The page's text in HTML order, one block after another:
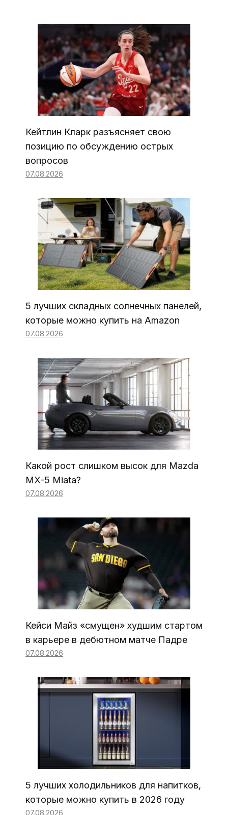
Кейтлин Кларк разъясняет свою
позицию по обсуждению острых
вопросов
07.08.2026
5 лучших складных солнечных панелей,
которые можно купить на Amazon
07.08.2026
Какой рост слишком высок для Mazda
MX-5 Miata?
07.08.2026
Кейси Майз «смущен» худшим стартом
в карьере в дебютном матче Падре
07.08.2026
5 лучших холодильников для напитков,
которые можно купить в 2026 году
07.08.2026